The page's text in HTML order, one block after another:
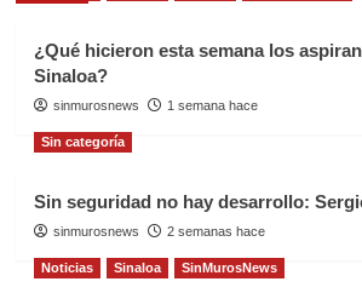
¿Qué hicieron esta semana los
Sinaloa?
sinmurosnews 1 semana hace
Sin categoría
Sin seguridad no hay desarrollo:
sinmurosnews 2 semanas hace
Noticias Sinaloa SinMurosNews